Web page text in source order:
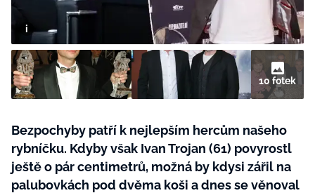
Rady a tipy
SVĚT ŽENY - 599 KČ
ROČNÍ PŘEDPLATNÉ SVĚT ŽENY +
SADA PRODUKTŮ MANA (10 ks)
10 fotek
Bezpochyby patří k nejlepším hercům našeho
rybníčku. Kdyby však Ivan Trojan (61) povyrostl
ještě o pár centimetrů, možná by kdysi zářil na
palubovkách pod dvěma koši a dnes se věnoval